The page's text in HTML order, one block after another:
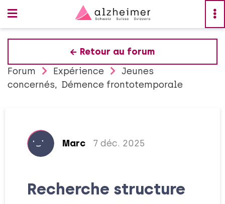
Retour au forum
Forum
Expérience
Jeunes
concernés
Démence frontotemporale
Marc 7 déc. 2025
Recherche structure